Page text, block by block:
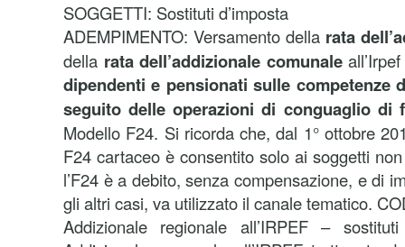
SOGGETTI: Sostituti d’imposta
ADEMPIMENTO: Versamento della rata
della rata dell’addizionale comunale
dipendenti e pensionati sulle competenze
seguito delle operazioni di conguaglio di
Modello F24. Si ricorda che, dal 1° ottobre
F24 cartaceo è consentito solo ai soggetti
l’F24 è a debito, senza compensazione, e di
gli altri casi, va utilizzato il canale tematico.
Addizionale regionale all’IRPEF –